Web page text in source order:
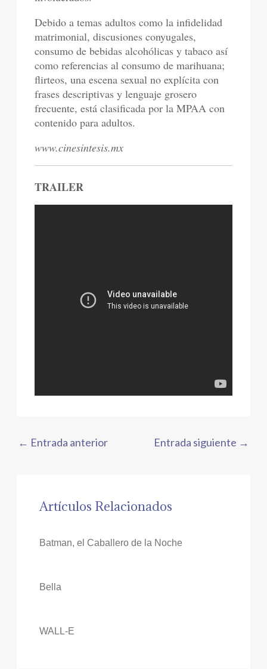
Debido a temas adultos como la infidelidad
matrimonial, discusiones conyugales,
consumo de bebidas alcohólicas y tabaco así
como referencias al consumo de marihuana;
flirteos, una escena sexual no explícita con
frases descriptivas y lenguaje grosero
frecuente, está clasificada por la MPAA con
contenido para adultos.
www.cinesintesis.mx
TRAILER
← Entrada anterior Entrada siguiente →
Artículos Relacionados
Batman, el Caballero de la Noche
Bella
WALL-E